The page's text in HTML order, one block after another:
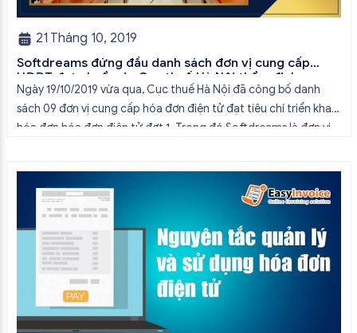
21 Tháng 10, 2019
Softdreams đứng đầu danh sách đơn vị cung cấp
HĐĐT đạt chuẩn do Cục thuế Hà Nội thẩm định
Ngày 19/10/2019 vừa qua, Cục thuế Hà Nội đã công bố danh
sách 09 đơn vị cung cấp hóa đơn điện tử đạt tiêu chí triển khai
hóa đơn hóa đơn điện tử đợt 1. Trong đó Softdreams là đơn vị